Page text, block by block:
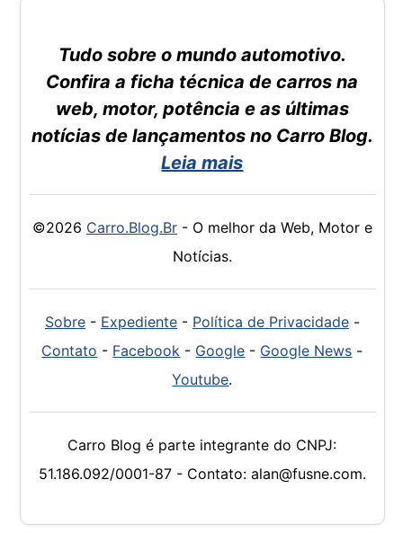
Tudo sobre o mundo automotivo.
Confira a ficha técnica de carros na
web, motor, potência e as últimas
notícias de lançamentos no Carro Blog.
Leia mais
©2026 Carro.Blog.Br- O melhor da Web, Motor e
Notícias.
Sobre- Expediente- Política de Privacidade-
Contato - Facebook - Google - Google News -
Youtube.
Carro Blog é parte integrante do CNPJ:
51.186.092/0001-87 - Contato: alan@fusne.com.